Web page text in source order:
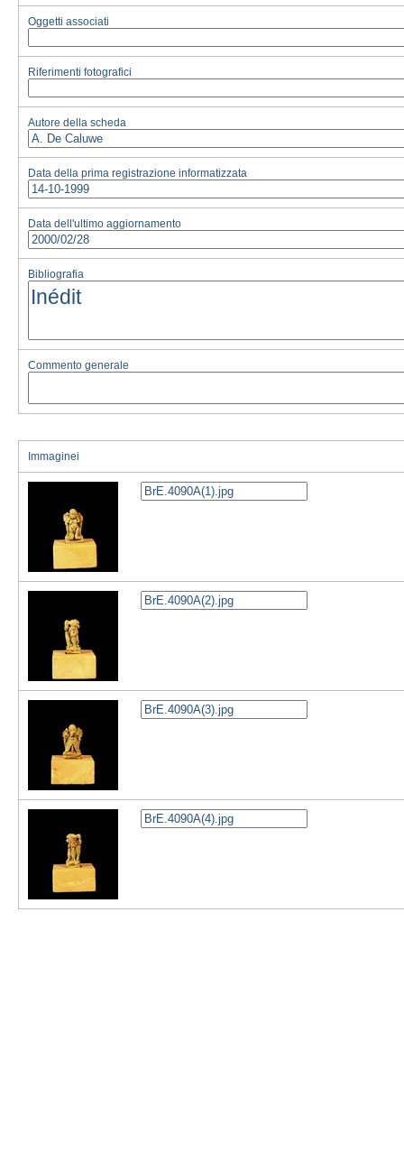
Oggetti associati
Riferimenti fotografici
Autore della scheda
Data della prima registrazione informatizzata
Data dell'ultimo aggiornamento
Bibliografia
Commento generale
Immaginei